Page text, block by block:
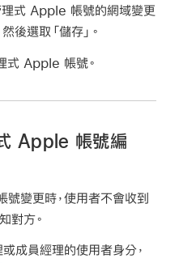
理式 Apple 帳號的網域變更
後選取「儲存」。
式 Apple 帳號。
Apple 帳號編
號變更時，使用者不會收到
對方。
成員經理的使用者身分，